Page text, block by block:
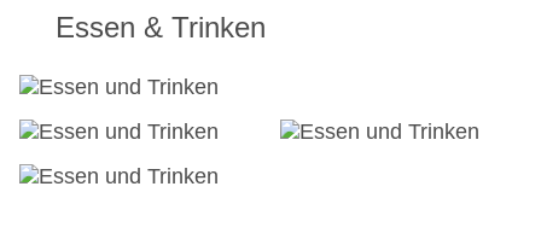
Check-out bis: 14:00:00
Konferenzraum
Hoteleröffnung: 1998
Hotelsafe
Letzte umfassende Renovierung: 2005
Essen & Trinken